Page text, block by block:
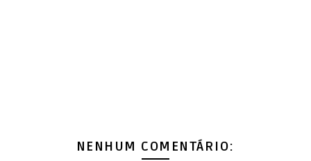
NENHUM COMENTÁRIO: